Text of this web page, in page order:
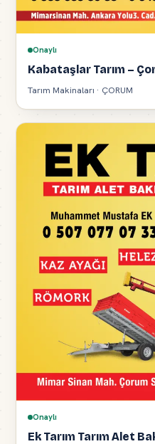
Onaylı
Kabataşlar Tarım –
Tarım Makinaları · ÇORUM
Onaylı
Ek Tarım Tarım Alet